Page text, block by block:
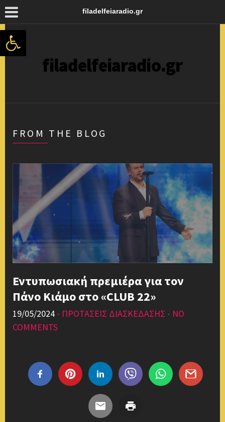
Ανοίξτε τη γραμμή εργαλείων
filadelfeiaradio.gr
filadelfeiaradio.gr
FROM THE BLOG
Εντυπωσιακή πρεμιέρα για τον
Πάνο Κιάμο στο «CLUB 22»
19/05/2024 • ΠΡΟΤΑΣΕΙΣ ΔΙΑΣΚΕΔΑΣΗΣ • NO
COMMENTS